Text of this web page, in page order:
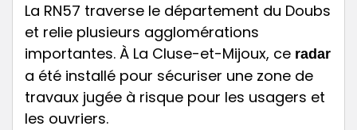
La RN57 traverse le département du Doubs
et relie plusieurs agglomérations
importantes. À La Cluse-et-Mijoux, ce radar
a été installé pour sécuriser une zone de
travaux jugée à risque pour les usagers et
les ouvriers.